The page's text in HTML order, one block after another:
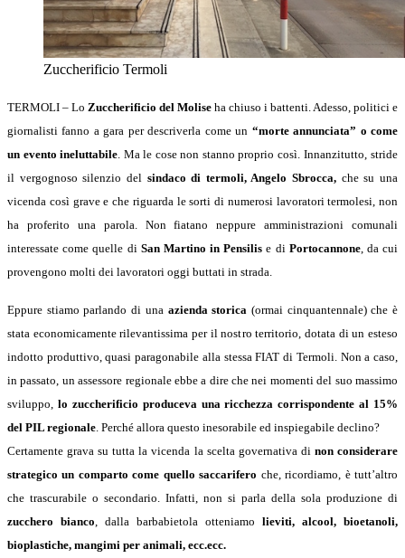
Zuccherificio Termoli
TERMOLI – Lo Zuccherificio del Molise ha chiuso i battenti. Adesso, politici e
giornalisti fanno a gara per descriverla come un “morte annunciata” o come
un evento ineluttabile . Ma le cose non stanno proprio così. Innanzitutto, stride
il vergognoso silenzio del sindaco di termoli, Angelo Sbrocca, che su una
vicenda così grave e che riguarda le sorti di numerosi lavoratori termolesi, non
ha proferito una parola. Non fiatano neppure amministrazioni comunali
interessate come quelle di San Martino in Pensilis e di Portocannone, da cui
provengono molti dei lavoratori oggi buttati in strada.
Eppure stiamo parlando di una azienda storica (ormai cinquantennale) che è
stata economicamente rilevantissima per il nostro territorio, dotata di un esteso
indotto produttivo, quasi paragonabile alla stessa FIAT di Termoli. Non a caso,
in passato, un assessore regionale ebbe a dire che nei momenti del suo massimo
sviluppo, lo zuccherificio produceva una ricchezza corrispondente al 15%
del PIL regionale . Perché allora questo inesorabile ed inspiegabile declino?
Certamente grava su tutta la vicenda la scelta governativa di non considerare
strategico un comparto come quello saccarifero che, ricordiamo, è tutt’altro
che trascurabile o secondario. Infatti, non si parla della sola produzione di
zucchero bianco , dalla barbabietola otteniamo lieviti, alcool, bioetanoli,
bioplastiche, mangimi per animali, ecc.ecc.